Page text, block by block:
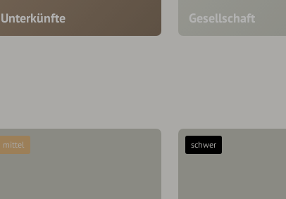
Unterkünfte Gesellschaft
mittel schwer